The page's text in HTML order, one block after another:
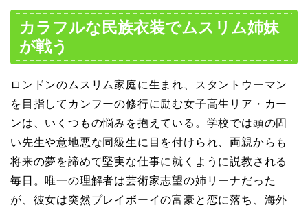
カラフルな民族衣装でムスリム姉妹
が戦う
ロンドンのムスリム家庭に生まれ、スタントウーマン
を目指してカンフーの修行に励む女子高生リア・カー
ンは、いくつもの悩みを抱えている。学校では頭の固
い先生や意地悪な同級生に目を付けられ、両親からも
将来の夢を諦めて堅実な仕事に就くように説教される
毎日。唯一の理解者は芸術家志望の姉リーナだった
が、彼女は突然プレイボーイの富豪と恋に落ち、海外